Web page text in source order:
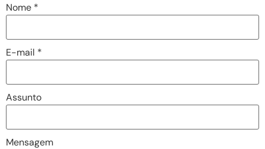
Nome *
E-mail *
Assunto
Mensagem